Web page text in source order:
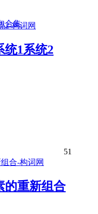
合集
统1系统2
51
的重新组合